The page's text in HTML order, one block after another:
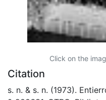
Click on the
Citation
s. n. & s. n. (1973).